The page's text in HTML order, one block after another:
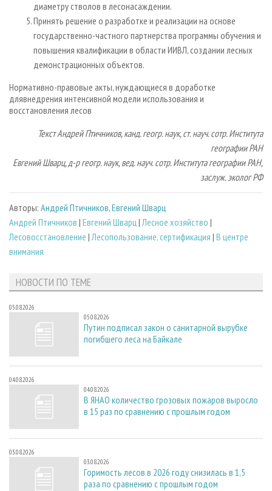
диаметру стволов в лесонасаждении.
Принять решение о разработке и реализации на основе
государственно-частного партнерства программы обучения и
повышения квалификации в области ИИВЛ, создании лесных
демонстрационных объектов.
Нормативно-правовые акты, нуждающиеся в доработке
длявнедрения интенсивной модели использования и
восстановления лесов
Текст Андрей Птичников, канд. геогр. наук, ст. науч. сотр. Института
географии РАН
Евгений Шварц, д-р геогр. наук, вед. науч. сотр. Института географии РАН,
заслуж. эколог РФ
Авторы: Андрей Птичников,Евгений Шварц
Андрей Птичников | Евгений Шварц|Лесное хозяйство |
Лесовосстановление |Лесопользование, сертификация | В центре
внимания
НОВОСТИ ПО ТЕМЕ
05.08.2026
05.08.2026
Путин подписал закон о санитарной вырубке
погибшего леса на Байкале
04.08.2026
04.08.2026
В ЯНАО количество грозовых пожаров выросло
в 15 раз по сравнению с прошлым годом
03.08.2026
03.08.2026
Горимость лесов в 2026 году снизилась в 1,5
раза по сравнению с прошлым годом